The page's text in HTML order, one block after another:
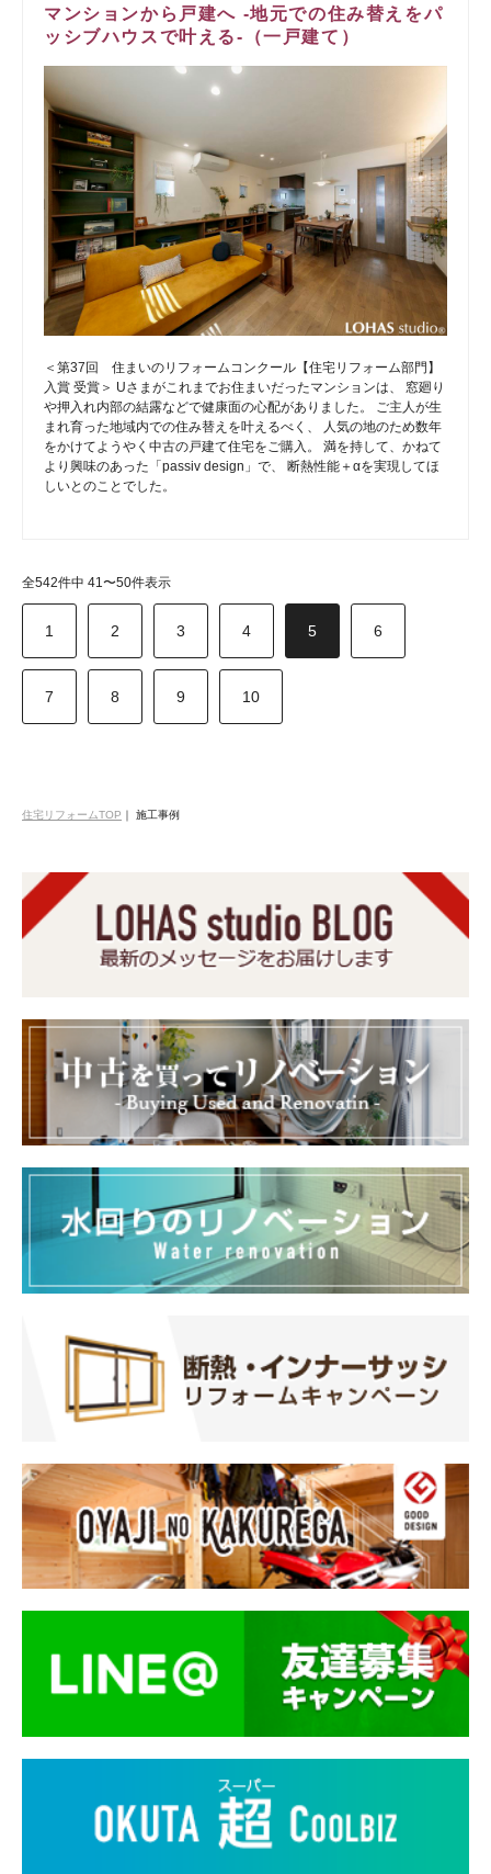
マンションから戸建へ -地元での住み替えをパ
ッシブハウスで叶える-（一戸建て）
＜第37回 住まいのリフォームコンクール【住宅リフォーム部門】
入賞 受賞＞ Uさまがこれまでお住まいだったマンションは、 窓廻り
や押入れ内部の結露などで健康面の心配がありました。 ご主人が生
まれ育った地域内での住み替えを叶えるべく、 人気の地のため数年
をかけてようやく中古の戸建て住宅をご購入。 満を持して、かねて
より興味のあった「passiv design」で、 断熱性能＋αを実現してほ
しいとのことでした。
全542件中 41〜50件表示
1 2 3 4 5 6
7 8 9 10
住宅リフォームTOP ｜ 施工事例